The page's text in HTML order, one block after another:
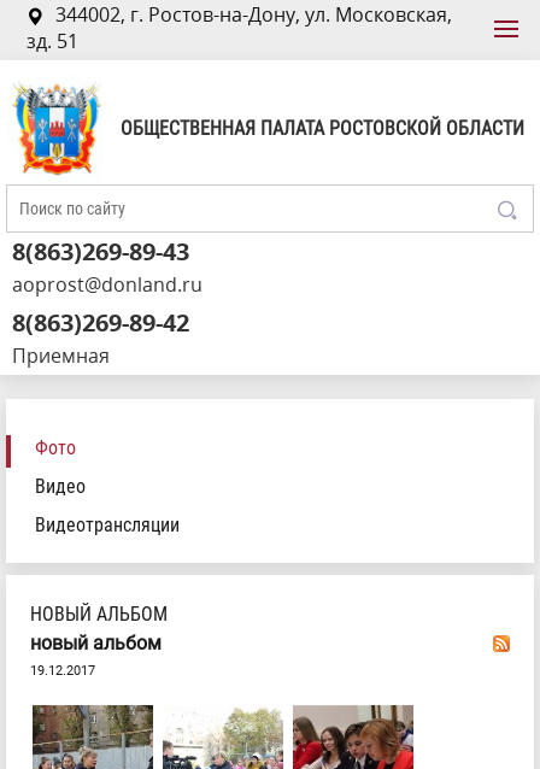
344002, г. Ростов-на-Дону, ул. Московская,
зд. 51
ОБЩЕСТВЕННАЯ ПАЛАТА РОСТОВСКОЙ ОБЛАСТИ
8(863)269-89-43
aoprost@donland.ru
8(863)269-89-42
Приемная
Фото
Видео
Видеотрансляции
НОВЫЙ АЛЬБОМ
новый альбом
19.12.2017